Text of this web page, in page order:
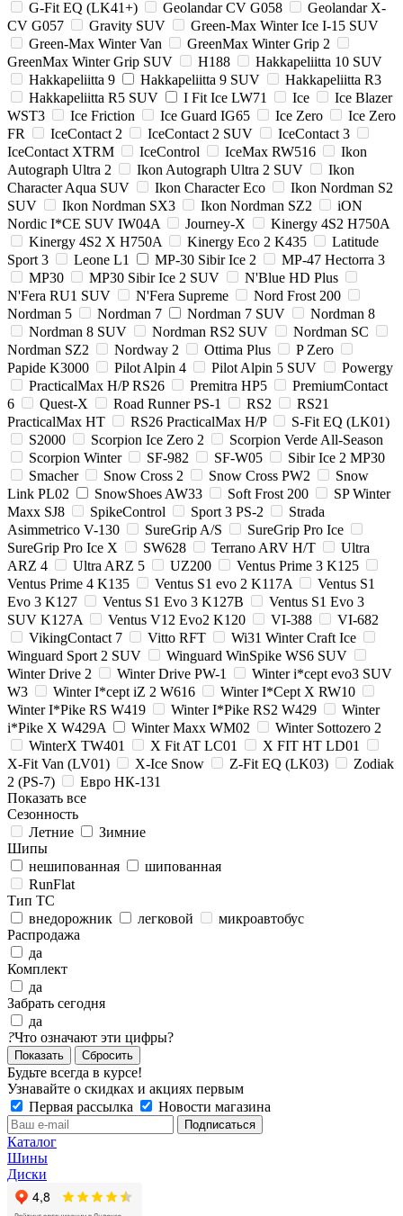
G-Fit EQ (LK41+) Geolandar CV G058
Geolandar X-
CV G057
Gravity SUV
Green-Max Winter Ice I-15 SUV
Green-Max Winter Van
GreenMax Winter Grip 2
GreenMax Winter Grip SUV
H188
Hakkapeliitta 10 SUV
Hakkapeliitta 9
Hakkapeliitta 9 SUV
Hakkapeliitta R3
Hakkapeliitta R5 SUV
I Fit Ice LW71 Ice
Ice Blazer
WST3
Ice Friction Ice Guard IG65 Ice Zero
Ice Zero
FR
IceContact 2 IceContact 2 SUV
IceContact 3
IceContact XTRM
IceControl IceMax RW516
Ikon
Autograph Ultra 2
Ikon Autograph Ultra 2 SUV
Ikon
Character Aqua SUV
Ikon Character Eco
Ikon Nordman S2
SUV
Ikon Nordman SX3 Ikon Nordman SZ2
iON
Nordic I*CE SUV IW04A
Journey-X
Kinergy 4S2 H750A
Kinergy 4S2 X H750A
Kinergy Eco 2 K435
Latitude
Sport 3
Leone L1 MP-30 Sibir Ice 2
MP-47 Hectorra 3
MP30
MP30 Sibir Ice 2 SUV
N'Blue HD Plus
N'Fera RU1 SUV
N'Fera Supreme
Nord Frost 200
Nordman 5
Nordman 7 Nordman 7 SUV
Nordman 8
Nordman 8 SUV
Nordman RS2 SUV
Nordman SC
Nordman SZ2
Nordway 2 Ottima Plus
P Zero
Papide K3000
Pilot Alpin 4 Pilot Alpin 5 SUV
Powergy
PracticalMax H/P RS26
Premitra HP5
PremiumContact
6
Quest-X Road Runner PS-1 RS2
RS21
PracticalMax HT
RS26 PracticalMax H/P
S-Fit EQ (LK01)
S2000
Scorpion Ice Zero 2
Scorpion Verde All-Season
Scorpion Winter
SF-982 SF-W05
Sibir Ice 2 MP30
Smacher
Snow Cross 2 Snow Cross PW2
Snow
Link PL02
SnowShoes AW33 Soft Frost 200
SP Winter
Maxx SJ8
SpikeControl Sport 3 PS-2
Strada
Asimmetrico V-130
SureGrip A/S
SureGrip Pro Ice
SureGrip Pro Ice X
SW628 Terrano ARV H/T
Ultra
ARZ 4
Ultra ARZ 5 UZ200
Ventus Prime 3 K125
Ventus Prime 4 K135
Ventus S1 evo 2 K117A
Ventus S1
Evo 3 K127
Ventus S1 Evo 3 K127B
Ventus S1 Evo 3
SUV K127A
Ventus V12 Evo2 K120 VI-388
VI-682
VikingContact 7
Vitto RFT
Wi31 Winter Craft Ice
Winguard Sport 2 SUV
Winguard WinSpike WS6 SUV
Winter Drive 2
Winter Drive PW-1
Winter i*cept evo3 SUV
W3
Winter I*cept iZ 2 W616
Winter I*Cept X RW10
Winter I*Pike RS W419
Winter I*Pike RS2 W429
Winter
i*Pike X W429A
Winter Maxx WM02
Winter Sottozero 2
WinterX TW401
X Fit AT LC01
X FIT HT LD01
X-Fit Van (LV01)
X-Ice Snow Z-Fit EQ (LK03)
Zodiak
2 (PS-7)
Евро НК-131
Показать все
Сезонность
Летние
Зимние
Шипы
нешипованная
шипованная
RunFlat
Тип ТС
внедорожник
легковой
микроавтобус
Распродажа
да
Комплект
да
Забрать сегодня
да
?Что означают эти цифры?
Сбросить
Будьте всегда в курсе!
Узнавайте о скидках и акциях первым
Первая рассылка
Новости магазина
Каталог
Шины
Диски